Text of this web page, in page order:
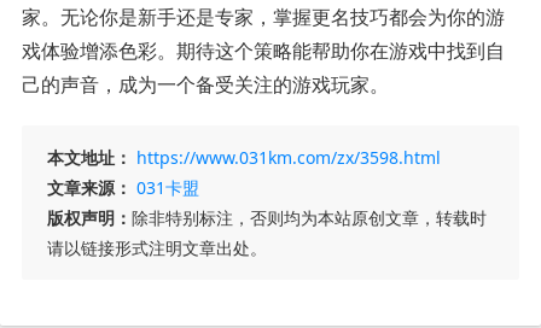
家。无论你是新手还是专家，掌握更名技巧都会为你的游
戏体验增添色彩。期待这个策略能帮助你在游戏中找到自
己的声音，成为一个备受关注的游戏玩家。
本文地址： https://www.031km.com/zx/3598.html
文章来源： 031卡盟
版权声明： 除非特别标注，否则均为本站原创文章，转载时
请以链接形式注明文章出处。